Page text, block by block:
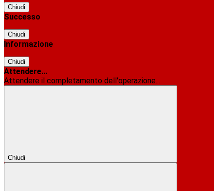
Chiudi
Successo
Chiudi
Informazione
Chiudi
Attendere...
Attendere il completamento dell'operazione...
Chiudi